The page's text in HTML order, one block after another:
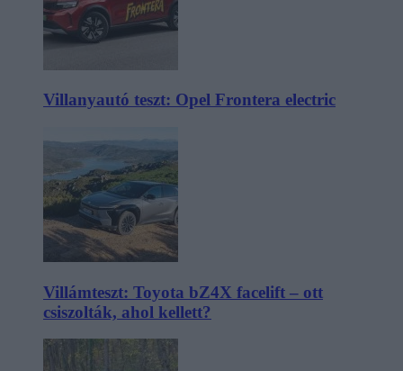
Villanyautó teszt: Opel Frontera electric
Villámteszt: Toyota bZ4X facelift – ott
csiszolták, ahol kellett?